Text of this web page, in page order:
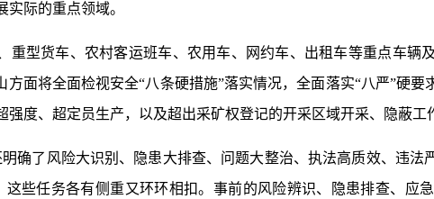
际的重点领域。
重型货车、农村客运班车、农用车、网约车、出租车等重点车辆
方面将全面检视安全“八条硬措施”落实情况，全面落实“八严”硬
度、超定员生产，以及超出采矿权登记的开采区域开采、隐蔽工
确了风险大识别、隐患大排查、问题大整治、执法高质效、违
些任务各有侧重又环环相扣。事前的风险辨识、隐患排查、应